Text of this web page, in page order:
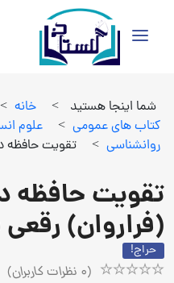
شما اینجا هستید > خانه >
كتاب هاي عمومي > علوم
روانشناسي > تقویت حافظه در 30 روز (فراروان) رقعی
(فراروان)
حراج!
(
0 نظرات کاربران)